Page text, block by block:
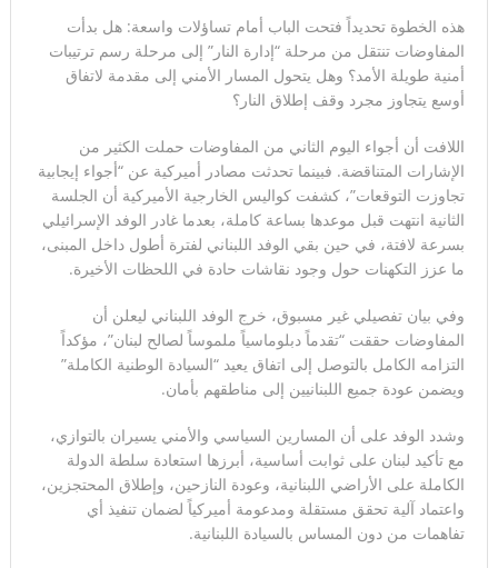
هذه الخطوة تحديداً فتحت الباب أمام تساؤلات واسعة: هل بدأت
المفاوضات تنتقل من مرحلة “إدارة النار” إلى مرحلة رسم ترتيبات
أمنية طويلة الأمد؟ وهل يتحول المسار الأمني إلى مقدمة لاتفاق
أوسع يتجاوز مجرد وقف إطلاق النار؟
اللافت أن أجواء اليوم الثاني من المفاوضات حملت الكثير من
الإشارات المتناقضة. فبينما تحدثت مصادر أميركية عن “أجواء إيجابية
تجاوزت التوقعات”، كشفت كواليس الخارجية الأميركية أن الجلسة
الثانية انتهت قبل موعدها بساعة كاملة، بعدما غادر الوفد الإسرائيلي
بسرعة لافتة، في حين بقي الوفد اللبناني لفترة أطول داخل المبنى،
ما عزز التكهنات حول وجود نقاشات حادة في اللحظات الأخيرة.
وفي بيان تفصيلي غير مسبوق، خرج الوفد اللبناني ليعلن أن
المفاوضات حققت “تقدماً دبلوماسياً ملموساً لصالح لبنان”، مؤكداً
التزامه الكامل بالتوصل إلى اتفاق يعيد “السيادة الوطنية الكاملة”
ويضمن عودة جميع اللبنانيين إلى مناطقهم بأمان.
وشدد الوفد على أن المسارين السياسي والأمني يسيران بالتوازي،
مع تأكيد لبنان على ثوابت أساسية، أبرزها استعادة سلطة الدولة
الكاملة على الأراضي اللبنانية، وعودة النازحين، وإطلاق المحتجزين،
واعتماد آلية تحقق مستقلة ومدعومة أميركياً لضمان تنفيذ أي
تفاهمات من دون المساس بالسيادة اللبنانية.